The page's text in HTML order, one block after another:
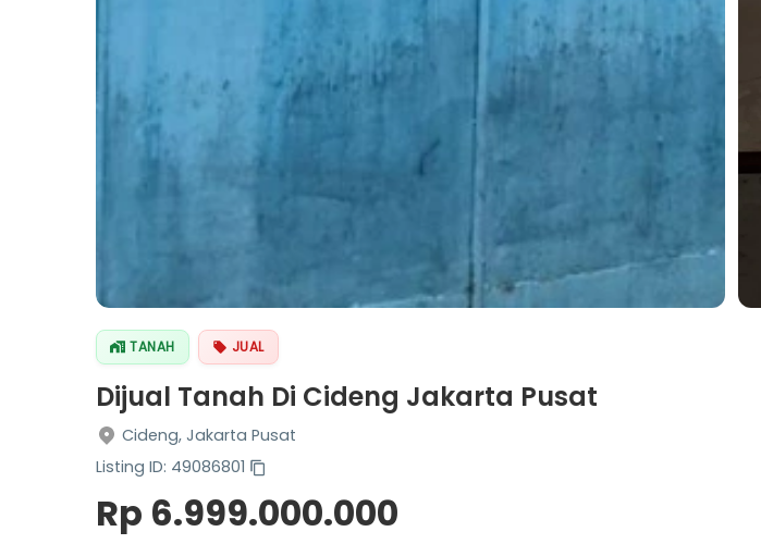
TANAH JUAL
Dijual Tanah Di Cideng Jakarta Pusat
Cideng, Jakarta Pusat
Listing ID: 49086801
Rp 6.999.000.000